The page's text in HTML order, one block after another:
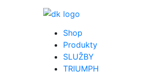
Shop
Produkty
SLUŽBY
TRIUMPH